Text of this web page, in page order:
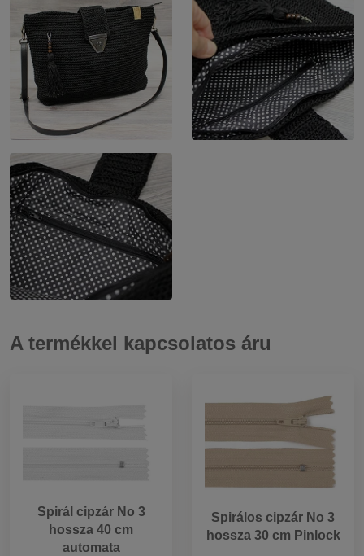
A termékkel kapcsolatos áru
Spirál cipzár No 3
hossza 40 cm
automata
Spirálos cipzár No 3
hossza 30 cm Pinlock